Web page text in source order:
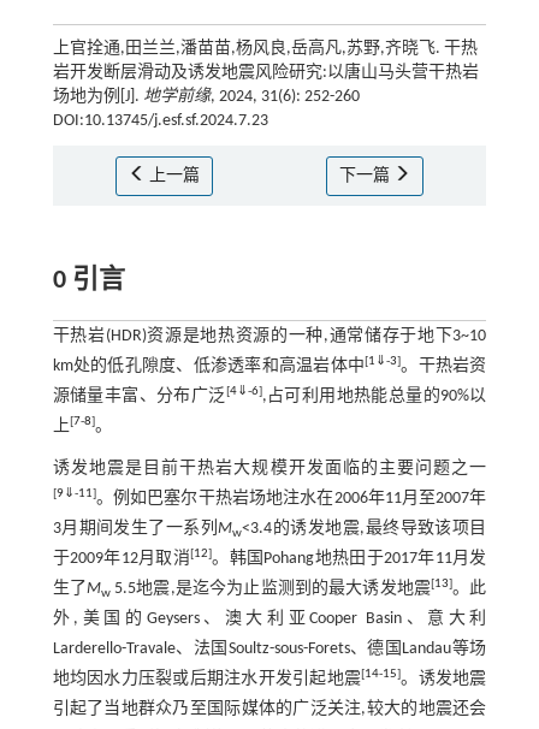
上官拴通,田兰兰,潘苗苗,杨风良,岳高凡,苏野,齐晓飞. 干热
岩开发断层滑动及诱发地震风险研究:以唐山马头营干热岩
场地为例[J]. 地学前缘, 2024, 31(6): 252-260
DOI:10.13745/j.esf.sf.2024.7.23
上一篇 下一篇
0 引言
干热岩(HDR)资源是地热资源的一种,通常储存于地下3~10
km处的低孔隙度、低渗透率和高温岩体中[1 ⇓-3]。干热岩资
源储量丰富、分布广泛[4⇓-6],占可利用地热能总量的90%以
上[7-8]。
诱发地震是目前干热岩大规模开发面临的主要问题之一
[9⇓-11]。例如巴塞尔干热岩场地注水在2006年11月至2007年
3月期间发生了一系列Mw<3.4的诱发地震,最终导致该项目
于2009年12月取消[12]。韩国Pohang地热田于2017年11月发
生了 Mw5.5地震,是迄今为止监测到的最大诱发地震[13]。此
外,美国的Geysers、澳大利亚Cooper Basin、意大利
Larderello-Travale、法国Soultz-sous-Forets、德国Landau等场
地均因水力压裂或后期注水开发引起地震[14-15]。诱发地震
引起了当地群众乃至国际媒体的广泛关注,较大的地震还会